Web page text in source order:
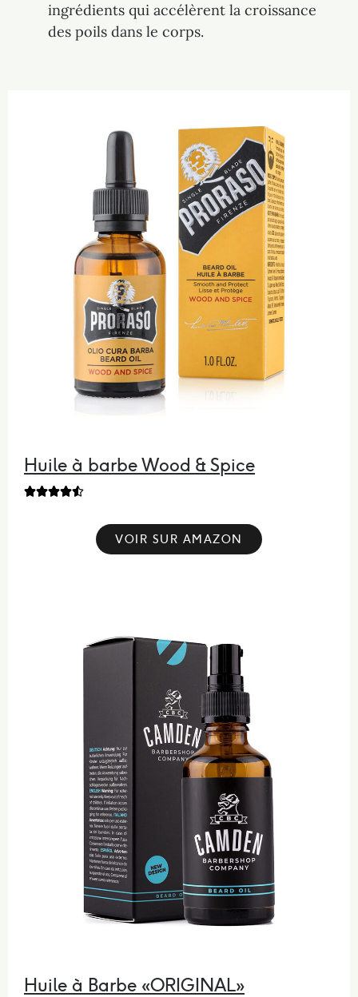
ingrédients qui accélèrent la croissance
des poils dans le corps.
Huile à barbe Wood & Spice

VOIR SUR AMAZON
Huile à Barbe «ORIGINAL»